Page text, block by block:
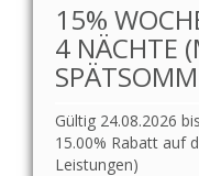
15%
4 NÄCHTE
Gültig 24.08.2026
15.00% Rabatt auf
Leistungen)